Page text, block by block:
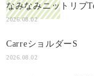
なみなみニットリブ
2026.08.02
CarreショルダーS
2026.08.02